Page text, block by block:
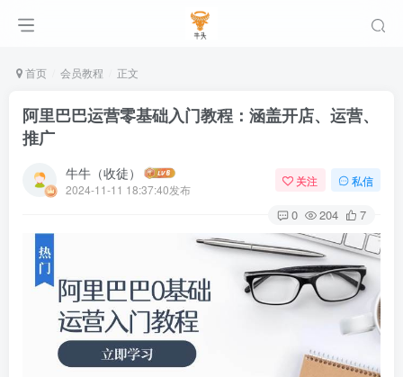
首页 会员教程 正文
阿里巴巴运营零基础入门教程：涵盖开店、运营、
推广
牛牛（收徒）
2024-11-11 18:37:40发布
关注 私信
0 204 7